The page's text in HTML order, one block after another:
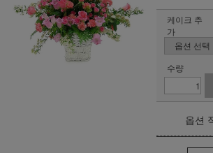
케이크 추
가
수량
옵션